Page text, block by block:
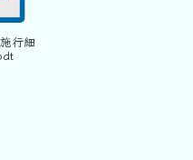
行細